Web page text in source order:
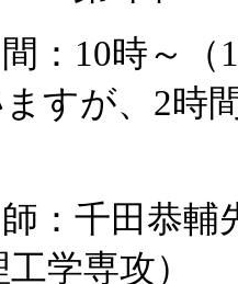
10時～（1
ますが、2時
千田恭輔先
学専攻）